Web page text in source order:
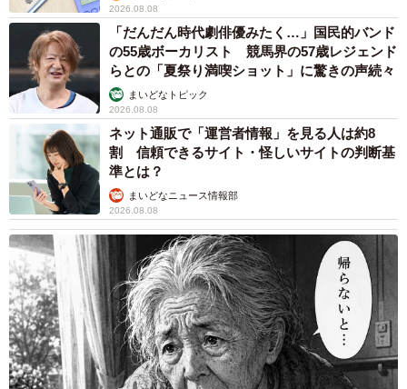
2026.08.08
「だんだん時代劇俳優みたく…」国民的バンド
の55歳ボーカリスト 競馬界の57歳レジェンド
らとの「夏祭り満喫ショット」に驚きの声続々
まいどなトピック
2026.08.08
ネット通販で「運営者情報」を見る人は約8
割 信頼できるサイト・怪しいサイトの判断基
準とは？
まいどなニュース情報部
2026.08.08